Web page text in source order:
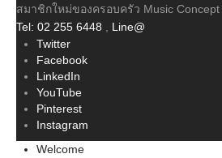
สมาชิกใหม่ของครอบครัว Music Concept
Tel: 02 255 6448
Line@
Twitter
Facebook
LinkedIn
YouTube
Pinterest
Instagram
Welcome